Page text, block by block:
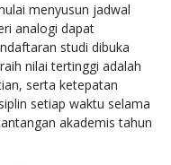
menyusun jadwal
analogi dapat
studi dibuka
nilai tertinggi adalah
serta ketepatan
setiap waktu selama
akademis tahun